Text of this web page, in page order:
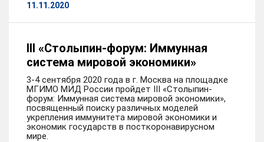
11.11.2020
III «Столыпин-форум: Иммунная
система мировой экономики»
3-4 сентября 2020 года в г. Москва на площадке
МГИМО МИД России пройдет III «Столыпин-
форум: Иммунная система мировой экономики»,
посвященный поиску различных моделей
укрепления иммунитета мировой экономики и
экономик государств в посткоронавирусном
мире.